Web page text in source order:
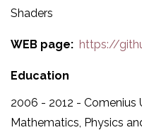
Shaders
WEB page https://
Education
2006 - 2012 - Comenius
Mathematics, Physics